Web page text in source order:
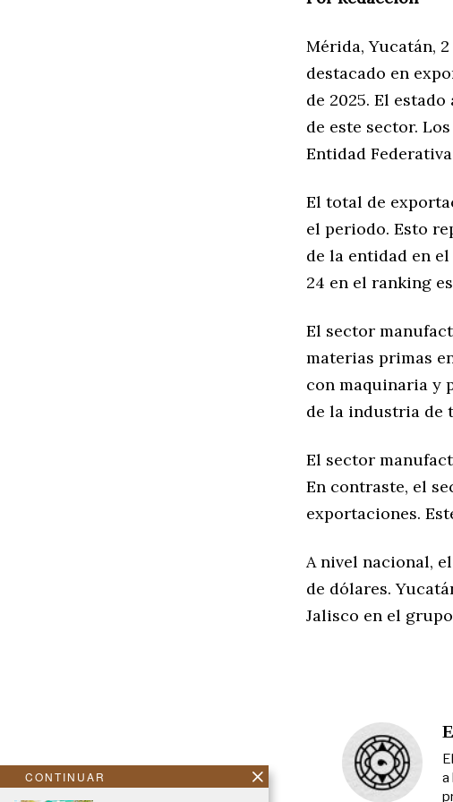
Mérida, Yucatán,
destacado en
de 2025. El
de este sector.
Entidad
El total de
el periodo. Esto
de la entidad en
24 en el ranking
El sector
materias primas
con maquinaria y
de la industria de
El sector
En contraste, el
exportaciones.
A nivel nacional,
de dólares.
Jalisco en el
a
CONTINUAR